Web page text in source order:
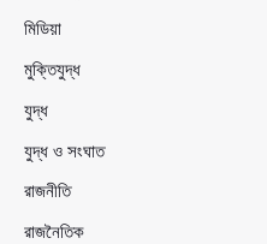
মিডিয়া
মুক্তিযুদ্ধ
যুদ্ধ
যুদ্ধ ও সংঘাত
রাজনীতি
রাজনৈতিক